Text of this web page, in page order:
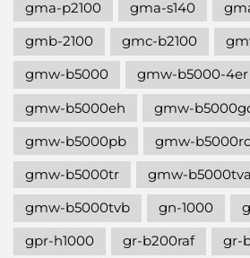
gma-p2100 gma-s140
gmb-2100
gmc-b2100
gmw-b5000
gmw-b5000-4er
gmw-b5000eh
gmw-
gmw-b5000pb
gmw-
gmw-b5000tr
gmw-b5000tva
gmw-b5000tvb
gn-1000
gpr-h1000
gr-b200raf
gr-